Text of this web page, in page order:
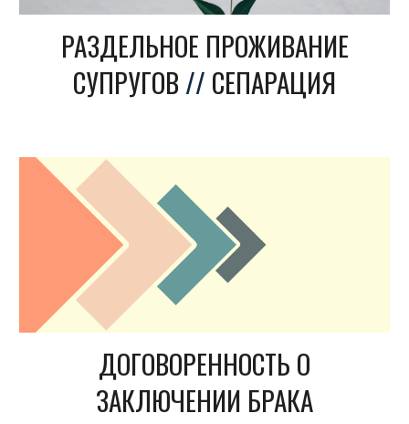
РАЗДЕЛЬНОЕ ПРОЖИВАНИЕ
СУПРУГОВ// СЕПАРАЦИЯ
ДОГОВОРЕННОСТЬ О
ЗАКЛЮЧЕНИИ БРАКА